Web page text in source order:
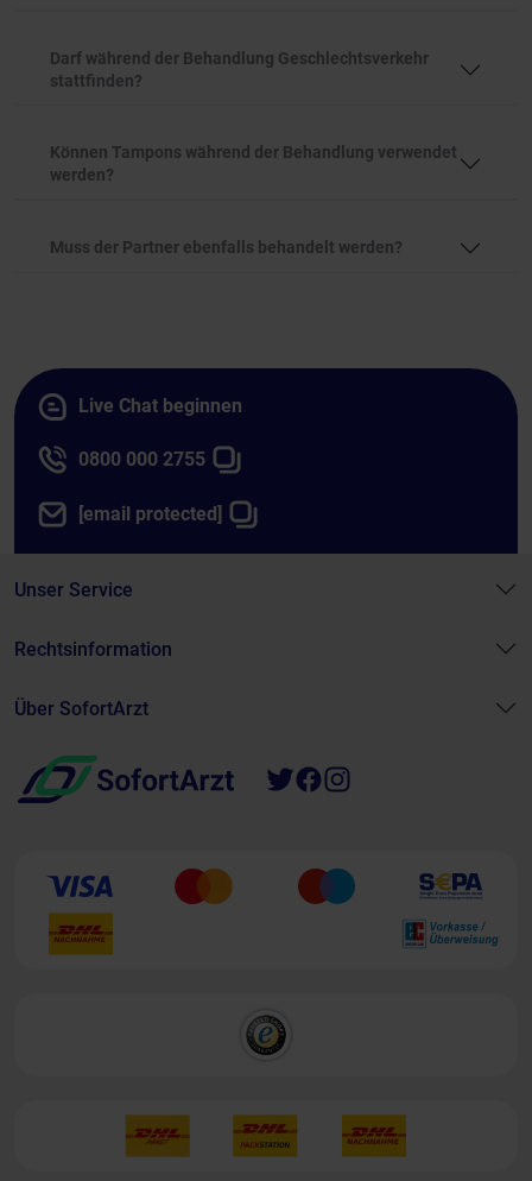
Darf während der Behandlung Geschlechtsverkehr
stattfinden?
Können Tampons während der Behandlung verwendet
werden?
Muss der Partner ebenfalls behandelt werden?
Live Chat beginnen
0800 000 2755
[email protected]
Unser Service
Rechtsinformation
Über SofortArzt